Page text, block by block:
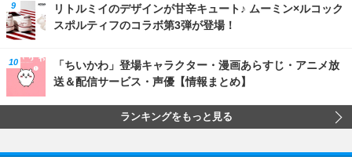
リトルミイのデザインが甘辛キュート♪ ムーミン×ルコック
スポルティフのコラボ第3弾が登場！
「ちいかわ」登場キャラクター・漫画あらすじ・アニメ放
送＆配信サービス・声優【情報まとめ】
ランキングをもっと見る